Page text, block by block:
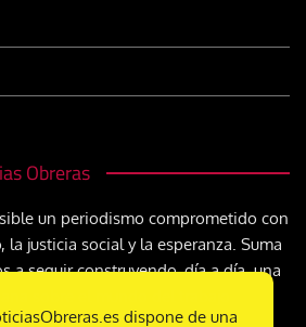
Obreras
un periodismo comprometido con
justicia social y la esperanza. Suma
a seguir construyendo, día a día, una
sobre el mundo del trabajo
dispone de una